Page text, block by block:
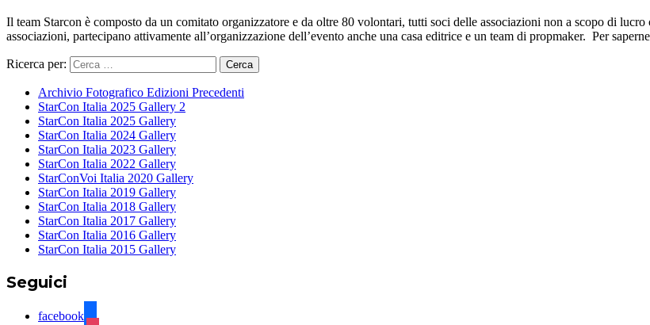
Il team Starcon è composto da un comitato organizzatore e da oltre 80 volontari, tutti soci delle associazioni non a scopo di
associazioni, partecipano attivamente all’organizzazione dell’evento anche una casa editrice e un team di propmaker. Per
Ricerca per:
Archivio Fotografico Edizioni Precedenti
StarCon Italia 2025 Gallery 2
StarCon Italia 2025 Gallery
StarCon Italia 2024 Gallery
StarCon Italia 2023 Gallery
StarCon Italia 2022 Gallery
StarConVoi Italia 2020 Gallery
StarCon Italia 2019 Gallery
StarCon Italia 2018 Gallery
StarCon Italia 2017 Gallery
StarCon Italia 2016 Gallery
StarCon Italia 2015 Gallery
Seguici
facebook